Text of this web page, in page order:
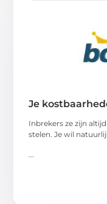
Je
Inbrekers ze zijn
stelen. Je wil